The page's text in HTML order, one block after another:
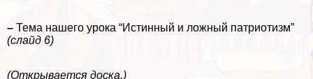
– Тема нашего урока “Истинный и ложный патриотизм”
(слайд 6)
(Открывается доска.)